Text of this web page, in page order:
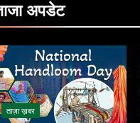
अपडेट
ताज़ा ख़बर